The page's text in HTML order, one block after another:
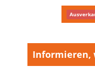
Informieren,